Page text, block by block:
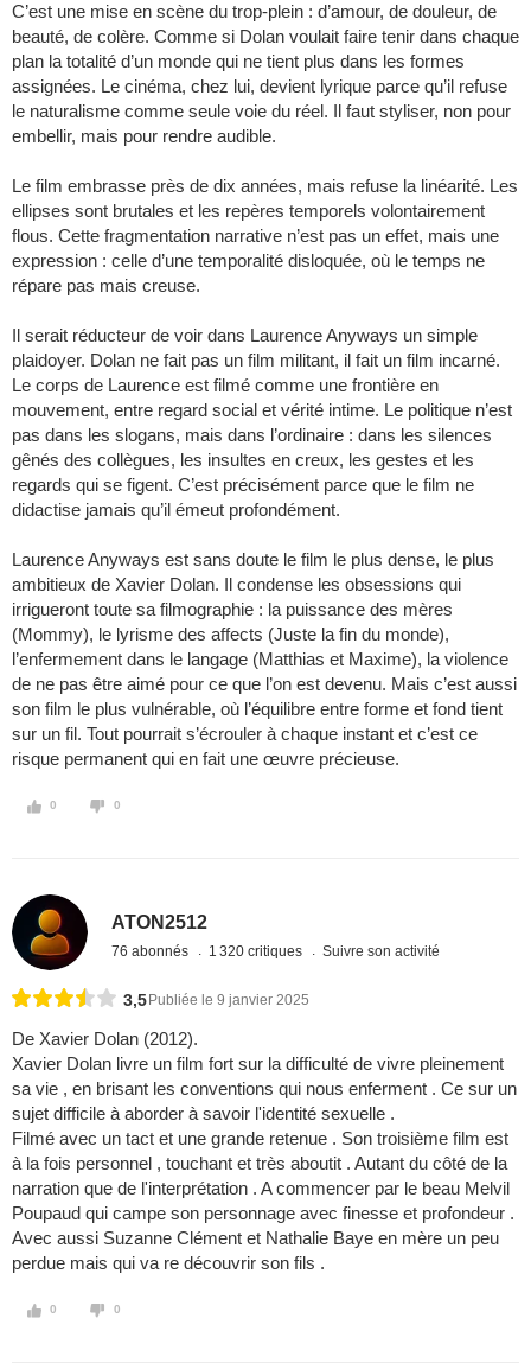
C’est une mise en scène du trop-plein : d’amour, de douleur, de
beauté, de colère. Comme si Dolan voulait faire tenir dans chaque
plan la totalité d’un monde qui ne tient plus dans les formes
assignées. Le cinéma, chez lui, devient lyrique parce qu’il refuse
le naturalisme comme seule voie du réel. Il faut styliser, non pour
embellir, mais pour rendre audible.
Le film embrasse près de dix années, mais refuse la linéarité. Les
ellipses sont brutales et les repères temporels volontairement
flous. Cette fragmentation narrative n’est pas un effet, mais une
expression : celle d’une temporalité disloquée, où le temps ne
répare pas mais creuse.
Il serait réducteur de voir dans Laurence Anyways un simple
plaidoyer. Dolan ne fait pas un film militant, il fait un film incarné.
Le corps de Laurence est filmé comme une frontière en
mouvement, entre regard social et vérité intime. Le politique n’est
pas dans les slogans, mais dans l’ordinaire : dans les silences
gênés des collègues, les insultes en creux, les gestes et les
regards qui se figent. C’est précisément parce que le film ne
didactise jamais qu’il émeut profondément.
Laurence Anyways est sans doute le film le plus dense, le plus
ambitieux de Xavier Dolan. Il condense les obsessions qui
irrigueront toute sa filmographie : la puissance des mères
(Mommy), le lyrisme des affects (Juste la fin du monde),
l’enfermement dans le langage (Matthias et Maxime), la violence
de ne pas être aimé pour ce que l’on est devenu. Mais c’est aussi
son film le plus vulnérable, où l’équilibre entre forme et fond tient
sur un fil. Tout pourrait s’écrouler à chaque instant et c’est ce
risque permanent qui en fait une œuvre précieuse.
0 0
ATON2512
76 abonnés 1 320 critiques Suivre son activité
3,5 Publiée le 9 janvier 2025
De Xavier Dolan (2012).
Xavier Dolan livre un film fort sur la difficulté de vivre pleinement
sa vie , en brisant les conventions qui nous enferment . Ce sur un
sujet difficile à aborder à savoir l'identité sexuelle .
Filmé avec un tact et une grande retenue . Son troisième film est
à la fois personnel , touchant et très aboutit . Autant du côté de la
narration que de l'interprétation . A commencer par le beau Melvil
Poupaud qui campe son personnage avec finesse et profondeur .
Avec aussi Suzanne Clément et Nathalie Baye en mère un peu
perdue mais qui va re découvrir son fils .
0 0